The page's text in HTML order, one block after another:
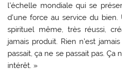
l’échelle mondiale qui se
d’une force au service du bien.
spirituel même, très réussi,
jamais produit. Rien n’est
passait, ça ne se passait pas. Ça
intérêt. »